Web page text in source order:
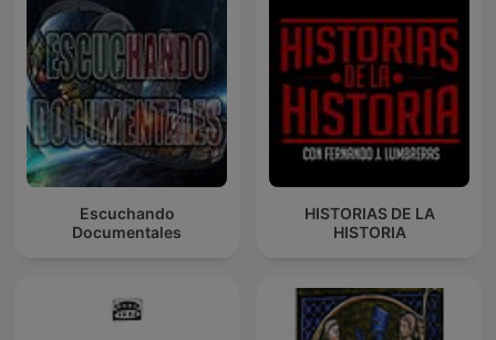
Escuchando
Documentales
HISTORIAS DE LA
HISTORIA